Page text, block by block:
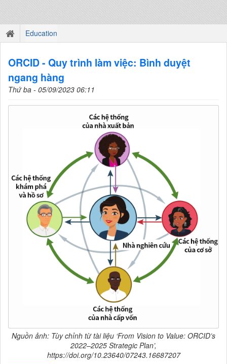
Education
ORCID - Quy trình làm việc: Bình duyệt
ngang hàng
Thứ ba - 05/09/2023 06:11
Nguồn ảnh: Tùy chỉnh từ tài liệu ‘From Vision to Value: ORCID’s
2022–2025 Strategic Plan’,
https://doi.org/10.23640/07243.16687207